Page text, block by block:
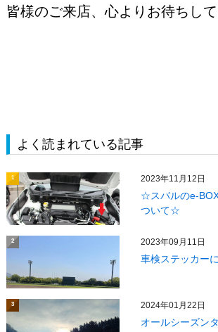
皆様のご来店、心よりお待ちして
よく読まれている記事
1 2023年11月12日
☆スバルのe-
ついて☆
2 2023年09月11日
車検ステッカー
3 2024年01月22日
オールシーズン